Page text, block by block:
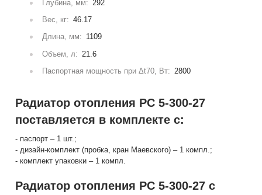
Глубина, мм: 292
Вес, кг: 46.17
Длина, мм: 1109
Объем, л: 21.6
Паспортная мощность при Δt70, Вт: 2800
Радиатор отопления РС 5-300-27
поставляется в комплекте с:
- паспорт – 1 шт.;
- дизайн-комплект (пробка, кран Маевского) – 1 компл.;
- комплект упаковки – 1 компл.
Радиатор отопления РС 5-300-27 с